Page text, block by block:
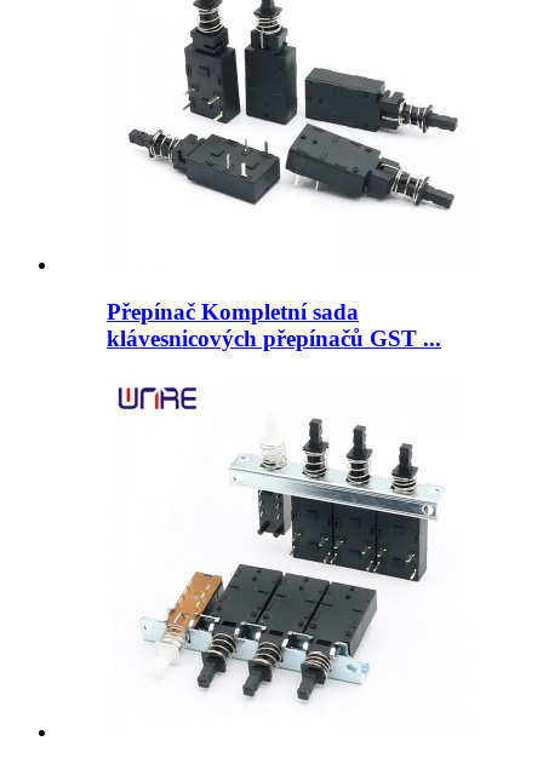
Přepínač Kompletní sada
klávesnicových přepínačů GST ...